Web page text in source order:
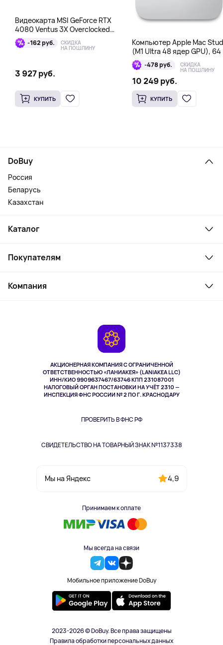
Видеокарта MSI GeForce RTX
4080 Ventus 3X Overclocked
16GB DDR6X
-162 руб. СКИДКА
НА ПОШЛИНУ
3 927 руб.
КУПИТЬ
Компьютер Apple Mac
(M1 Ultra 48 ядер GPU), 64
1 Тб -478 руб. СКИДКА
НА ПОШЛИНУ
10 249 руб.
КУПИТЬ
АКЦИОНЕРНАЯ КОМПАНИЯ С ОГРАНИЧЕННОЙ
ОТВЕТСТВЕННОСТЬЮ «ЛАНИАКЕЯ» (LANIAKEA LLC)
ИНН/КИО 9909637467/63746 КПП 231087001
НАЛОГОВЫЙ ОРГАН ПОСТАНОВКИ НА УЧЁТ 2310 —
ИНСПЕКЦИЯ ФНС РОССИИ № 2 ПО Г. КРАСНОДАРУ
ПРОВЕРИТЬ В ФНС РФ
СВИДЕТЕЛЬСТВО НА ТОВАРНЫЙ ЗНАК №1137338
Мы на Яндекс 4,9
Принимаем к оплате
Мы всегда на связи
Мобильное приложение DoBuy
DoBuy
Россия
Беларусь
Казахстан
Каталог
Ноутбуки, мониторы, VR
Косметика и уход
Здоровье питомцев
Одежда и аксессуары
Покупателям
Как заказать
Компания
2023-2026 © DoBuy. Все права защищены
Правила обработки персональных данных